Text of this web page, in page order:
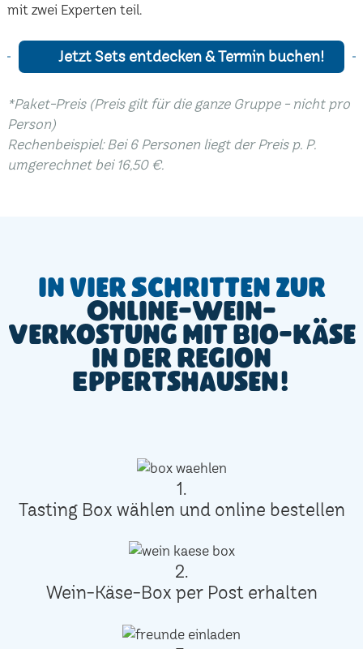
mit zwei Experten teil.
Jetzt Sets entdecken & Termin buchen!
*Paket-Preis (Preis gilt für die ganze Gruppe - nicht pro
Person)
Rechenbeispiel: Bei 6 Personen liegt der Preis p. P.
umgerechnet bei 16,50 €.
In vier Schritten zur
Online-Wein-
Verkostung mit Bio-Käse
in der Region
Eppertshausen!
1.
Tasting Box wählen und online bestellen
2.
Wein-Käse-Box per Post erhalten